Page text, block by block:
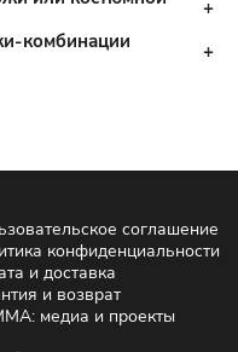
комбинации
соглашение
конфиденциальности
и доставка
и возврат
медиа и проекты